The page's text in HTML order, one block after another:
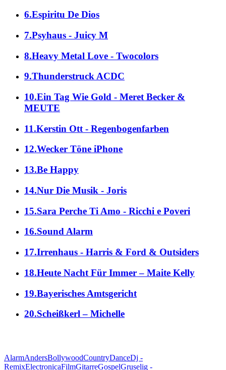
6.Espiritu De Dios
7.Psyhaus - Juicy M
8.Heavy Metal Love - Twocolors
9.Thunderstruck ACDC
10.Ein Tag Wie Gold - Meret Becker &
MEUTE
11.Kerstin Ott - Regenbogenfarben
12.Wecker Töne iPhone
13.Be Happy
14.Nur Die Musik - Joris
15.Sara Perche Ti Amo - Ricchi e Poveri
16.Sound Alarm
17.Irrenhaus - Harris & Ford & Outsiders
18.Heute Nacht Für Immer – Maite Kelly
19.Bayerisches Amtsgericht
20.Scheißkerl – Michelle
AlarmAndersBollywoodCountryDanceDj -
RemixElectronicaFilmGitarreGospelGruselig -